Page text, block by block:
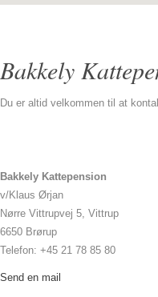
Bakkely
Du er altid velkommen til at
Bakkely Kattepension
v/Klaus Ørjan
Nørre Vittrupvej 5, Vittrup
6650 Brørup
Telefon: +45 21 78 85 80
Send en mail